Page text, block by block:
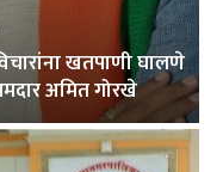
खतपाणी घालणे
अमित गोरखे